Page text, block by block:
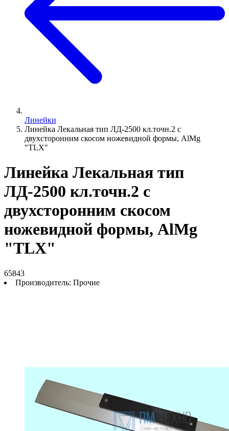
Линейки
Линейка Лекальная тип ЛД-2500 кл.точн.2 с
двухсторонним скосом ножевидной формы, AlMg
"TLX"
Линейка Лекальная тип
ЛД-2500 кл.точн.2 с
двухсторонним скосом
ножевидной формы, AlMg
"TLX"
65843
Производитель: Прочие